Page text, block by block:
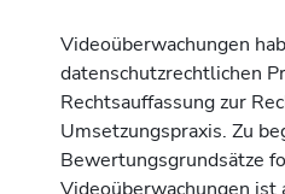
Videoüberwachungen
datenschutzrechtlichen
Rechtsauffassung zur
Umsetzungspraxis. Zu
Bewertungsgrundsätze